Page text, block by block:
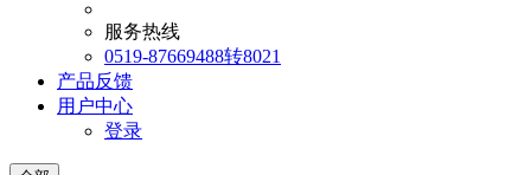
服务热线
0519-87669488转8021
产品反馈
用户中心
登录